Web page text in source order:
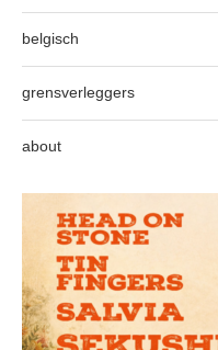
belgisch
grensverleggers
about